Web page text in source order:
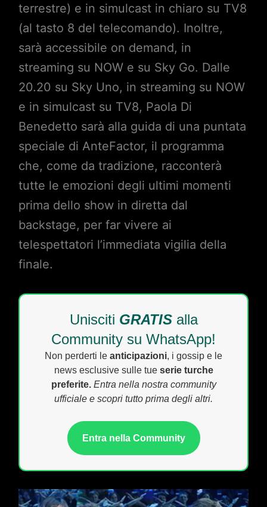
terrestre) e in simulcast in chiaro su TV8
(al tasto 8 del telecomando). Inoltre,
sarà accessibile on demand, in
streaming su NOW e su Sky Go. Dalle
20.20 su Sky Uno, in streaming su NOW
e in simulcast su TV8, Paola Di
Benedetto sarà alla guida di una puntata
speciale di AnteFactor, il programma
che, come da tradizione, racconterà
tutte le emozioni degli ultimi momenti
prima dello show in diretta dal
backstage, per far vivere ai
telespettatori l’immediata vigilia della
finale.
Unisciti GRATISalla
Community su WhatsApp!
Non perderti le anticipazioni, i gossip e le
news esclusive sulle tue serie turche
preferite. Entra nella nostra community
ufficiale e scopri tutto prima degli altri.
Entra nella Community